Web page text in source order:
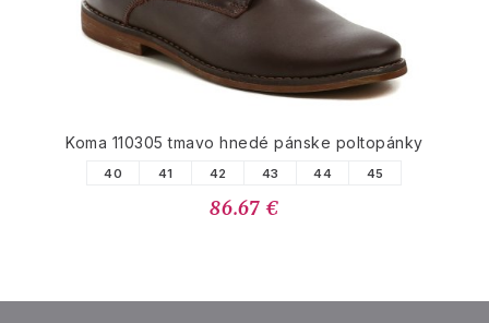
Koma 110305 tmavo hnedé pánske poltopánky
40 41 42 43 44 45
86.67 €